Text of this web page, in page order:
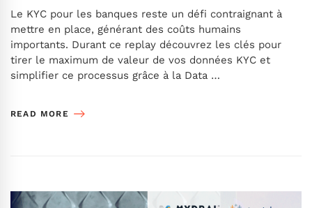
Le KYC pour les banques reste un défi contraignant à
mettre en place, générant des coûts humains
importants. Durant ce replay découvrez les clés pour
tirer le maximum de valeur de vos données KYC et
simplifier ce processus grâce à la Data …
READ MORE